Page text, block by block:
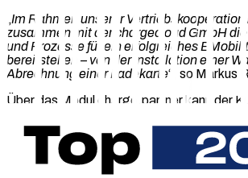
„Im Rahmen unserer Vertriebskooperation
zusammen mit der chargecloud GmbH
und Prozesse für ein erfolgreiches
bereitstellen – von der Installation einer
Abrechnung einer Ladekarte“, so Markus
Über das Modul charge.partner kann der
Modul ermöglicht ihm etwa, seinen
Hotels, Restaurants oder Einkaufszentren
den Betrieb und die Monetarisierung einer
Ladesäule zur Verfügung zu stellen.